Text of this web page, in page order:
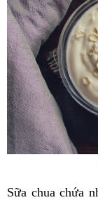
Sữa chua chứa